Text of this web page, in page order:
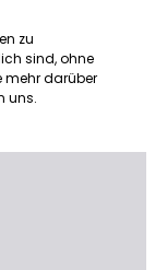
zu
sind, ohne
mehr darüber
uns.